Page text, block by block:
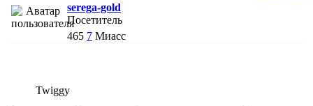
serega-gold
Посетитель
465 7 Миасс
Twiggy